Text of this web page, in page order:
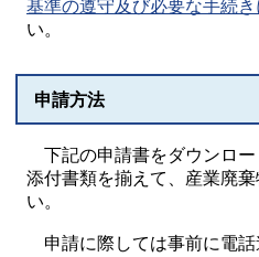
基準の遵守及び必要な手続き
い。
申請方法
下記の申請書をダウンロー
添付書類を揃えて、産業廃
い。
申請に際しては事前に電話